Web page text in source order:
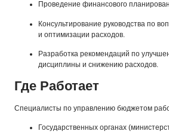
Проведение финансового
Консультирование руководства по
и оптимизации расходов.
Разработка рекомендаций по
дисциплины и снижению расходов.
Где Работает
Специалисты по управлению бюджетом
Государственных органах